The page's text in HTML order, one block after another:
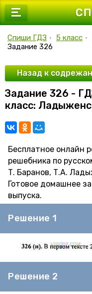
7 класс
9 класс
10 класс
11 класс
Спиши ГДЗ • 5 класс •
Задание 326
Назад к
Задание 326 -
класс:
Бесплатное онлайн
решебника по
Т. Баранов, Т.А.
Готовое домашнее
выпуска.
Решение 1
Решение 2